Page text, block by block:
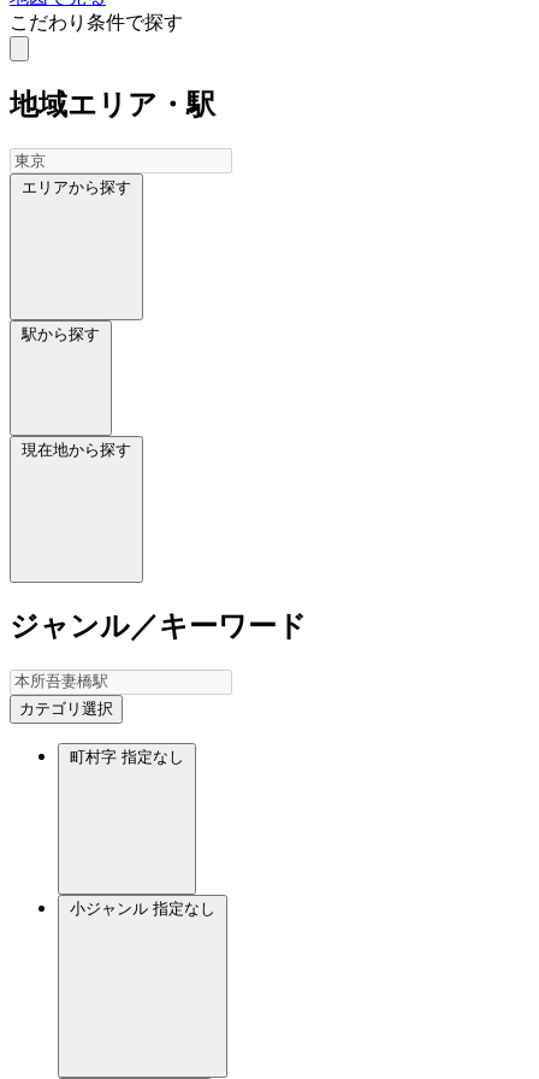
こだわり条件で探す
地域エリア・駅
エリアから探す
駅から探す
現在地から探す
ジャンル／キーワード
カテゴリ選択
町村字 指定なし
小ジャンル 指定なし